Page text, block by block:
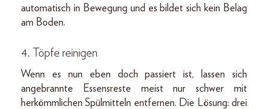
automatisch in Bewegung und es bildet sich kein Belag
am Boden.
4. Töpfe reinigen
Wenn es nun eben doch passiert ist, lassen sich
angebrannte Essensreste meist nur schwer mit
herkömmlichen Spülmitteln entfernen. Die Lösung: drei